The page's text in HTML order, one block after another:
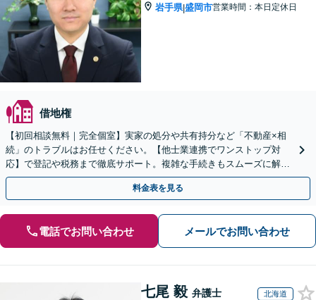
岩手県|盛岡市営業時間：本日定休日
借地権
【初回相談無料｜完全個室】実家の処分や共有持分など「不動産×相
続」のトラブルはお任せください。【他士業連携でワンストップ対
応】で登記や税務まで徹底サポート。複雑な手続きもスムーズに解決
へ導きます。【WEB面談可】【出張相談も対応】
料金表を見る
電話でお問い合わせ メールでお問い合わせ
七尾 毅 弁護士 北海道